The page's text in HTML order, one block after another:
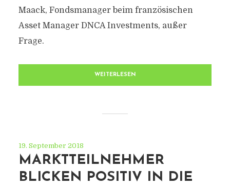
Maack, Fondsmanager beim französischen
Asset Manager DNCA Investments, außer
Frage.
WEITERLESEN
19. September 2018
MARKTTEILNEHMER
BLICKEN POSITIV IN DIE